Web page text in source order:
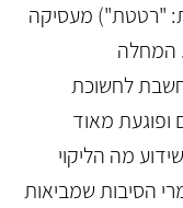
"רטטת") מעסיקה
המחלה
לחשוכת
ופוגעת מאוד
מה הליקוי
הסיבות שמביאות